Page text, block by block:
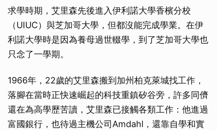
求學時期，艾里森先後進入伊利諾大學香檳分校
（UIUC）與芝加哥大學，但都沒能完成學業。在伊
利諾大學時是因為養母過世輟學，到了芝加哥大學也
只念了一學期。
1966年，22歲的艾里森搬到加州柏克萊城找工作，
落腳在當時正快速崛起的科技重鎮矽谷旁，許多同儕
還在為高學歷苦讀，艾里森已接觸各類工作：他進過
富國銀行，也待過主機公司Amdahl，還靠自學和實